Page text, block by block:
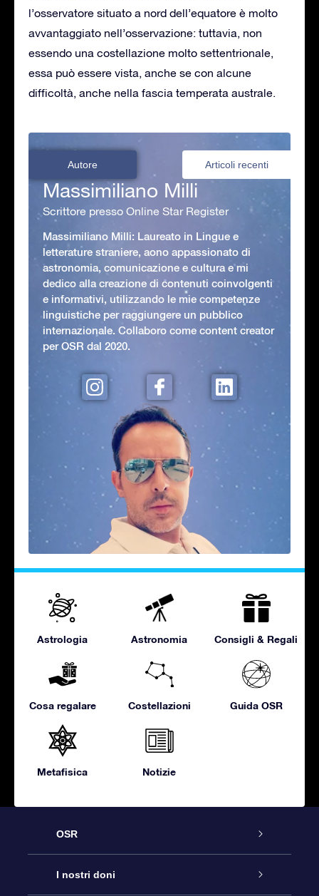
l’osservatore situato a nord dell’equatore è molto
avvantaggiato nell’osservazione: tuttavia, non
essendo una costellazione molto settentrionale,
essa può essere vista, anche se con alcune
difficoltà, anche nella fascia temperata australe.
Autore Articoli recenti
Massimiliano Milli
Scrittore presso Online Star Register
Massimiliano Milli: Laureato in Lingue e
letterature straniere, aono appassionato di
astronomia, comunicazione e cultura e mi
dedico alla creazione di contenuti coinvolgenti
e informativi, utilizzando le mie competenze
linguistiche per raggiungere un pubblico
internazionale. Collaboro come content creator
per OSR dal 2020.
Astrologia Astronomia Consigli & Regali
Cosa regalare Costellazioni Guida OSR
Metafisica Notizie
OSR
Assistenza
I nostri doni